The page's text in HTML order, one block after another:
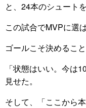
と、24本のシュート
この試合でMVPに選
ゴールこそ決めるこ
「状態はいい。今は
見せた。
そして、「ここから